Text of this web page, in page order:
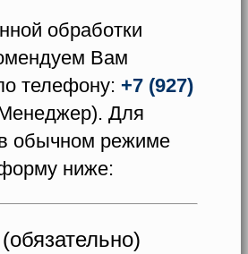
обработки
Вам
телефону: +7 (927)
Для
обычном режиме
ниже: